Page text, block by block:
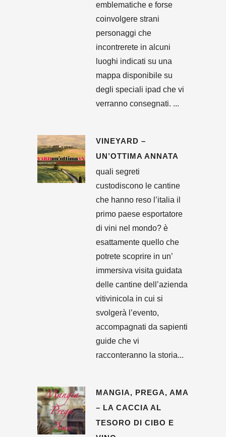
emblematiche e forse
coinvolgere strani
personaggi che
incontrerete in alcuni
luoghi indicati su una
mappa disponibile su
degli speciali ipad che vi
verranno consegnati. ...
VINEYARD –
UN’OTTIMA ANNATA
quali segreti
custodiscono le cantine
che hanno reso l’italia il
primo paese esportatore
di vini nel mondo? è
esattamente quello che
potrete scoprire in un’
immersiva visita guidata
delle cantine dell’azienda
vitivinicola in cui si
svolgerà l’evento,
accompagnati da sapienti
guide che vi
racconteranno la storia...
MANGIA, PREGA, AMA
– LA CACCIA AL
TESORO DI CIBO E